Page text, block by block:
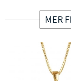
MER